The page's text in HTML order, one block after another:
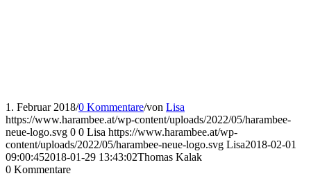
1. Februar 2018/0 Kommentare/von Lisa
https://www.harambee.at/wp-content/uploads/2022/05/harambee-
neue-logo.svg 0 0 Lisa https://www.harambee.at/wp-
content/uploads/2022/05/harambee-neue-logo.svg Lisa2018-02-01
09:00:452018-01-29 13:43:02Thomas Kalak
0 Kommentare